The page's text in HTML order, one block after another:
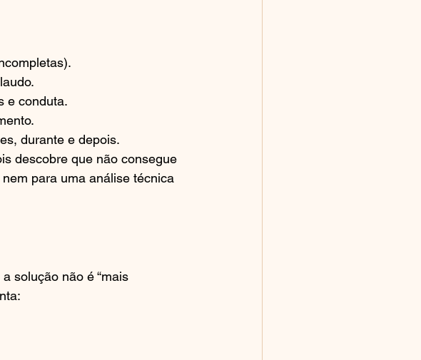
e conduta.
durante e depois.
descobre que não consegue
para uma análise técnica
solução não é “mais